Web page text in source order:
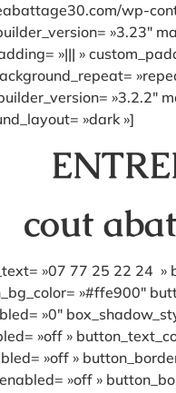
wp-
»3.23″
»||| »
»3.2.2″
»dark »]
cout
»07 77 25 22 24 »
»#ffe900″
»0″
»off »
»off »
»off »